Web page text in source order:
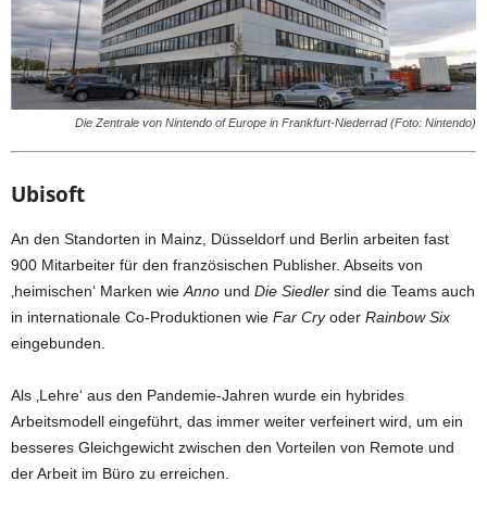
Die Zentrale von Nintendo of Europe in Frankfurt-Niederrad (Foto: Nintendo)
Ubisoft
An den Standorten in Mainz, Düsseldorf und Berlin arbeiten fast
900 Mitarbeiter für den französischen Publisher. Abseits von
‚heimischen‘ Marken wie Anno und Die Siedler sind die Teams auch
in internationale Co-Produktionen wie Far Cryoder Rainbow Six
eingebunden.
Als ‚Lehre‘ aus den Pandemie-Jahren wurde ein hybrides
Arbeitsmodell eingeführt, das immer weiter verfeinert wird, um ein
besseres Gleichgewicht zwischen den Vorteilen von Remote und
der Arbeit im Büro zu erreichen.